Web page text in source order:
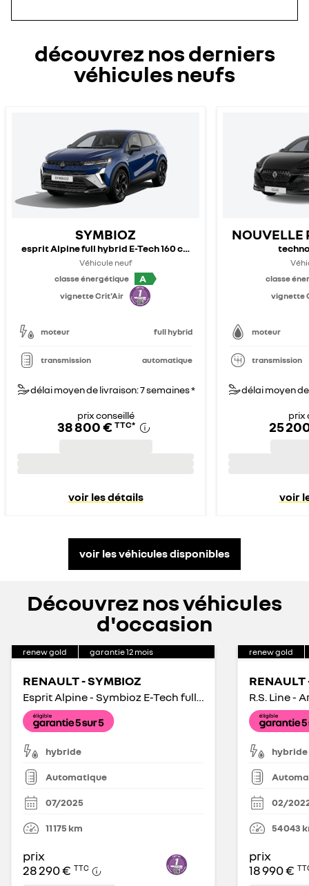
découvrez nos derniers
véhicules neufs
SYMBIOZ
esprit Alpine full hybrid E-Tech 160 ch - 26
Véhicule neuf
classe énergétique
A
vignette Crit'Air
moteur full hybrid
transmission automatique
délai moyen de livraison: 7 semaines *
prix conseillé
38 800 € TTC*
voir les détails
NOUVELLE
techno
classe
vignette
moteur
transmission
délai moyen
prix
25
voir
voir les véhicules disponibles
Découvrez nos véhicules
d'occasion
renew gold garantie12 mois
RENAULT - SYMBIOZ
Esprit Alpine - Symbioz E-Tech full hybrid 145
hybride
Automatique
07/2025
11 175 km
prix
28 290 € TTC
renew gold
R.S. Line -
hybride
02/
54 043
prix
18 990 €